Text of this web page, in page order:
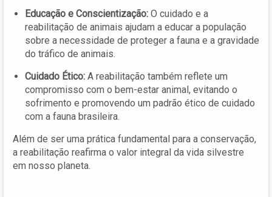
Educação e Conscientização: O cuidado e a
reabilitação de animais ajudam a educar a população
sobre a necessidade de proteger a fauna e a gravidade
do tráfico de animais.
Cuidado Ético: A reabilitação também reflete um
compromisso com o bem-estar animal, evitando o
sofrimento e promovendo um padrão ético de cuidado
com a fauna brasileira.
Além de ser uma prática fundamental para a conservação,
a reabilitação reafirma o valor integral da vida silvestre
em nosso planeta.